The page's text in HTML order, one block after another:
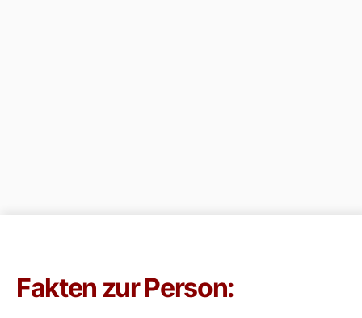
Fakten zur Person: